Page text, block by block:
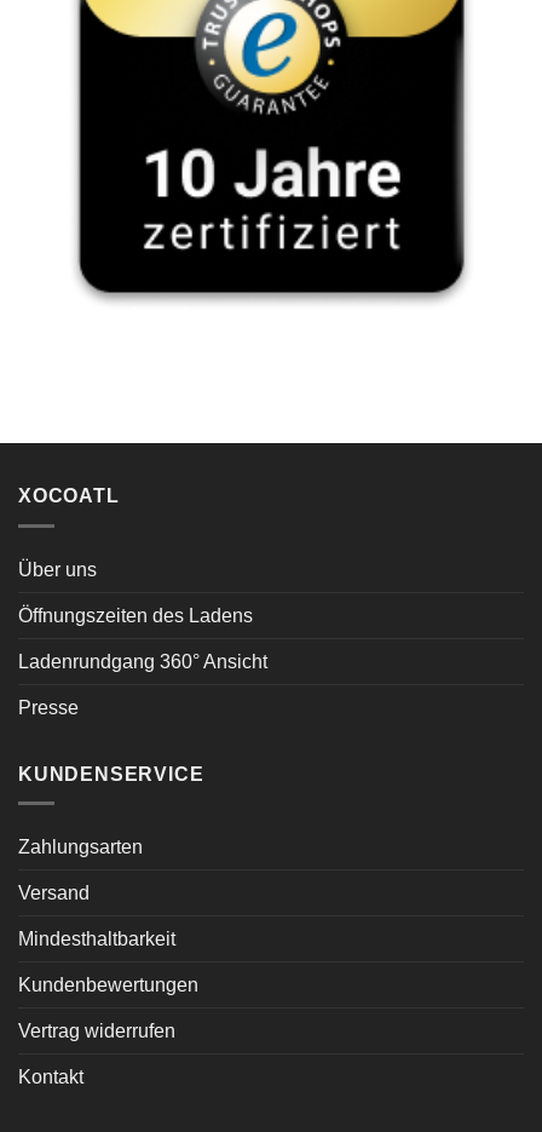
XOCOATL
Über uns
Öffnungszeiten des Ladens
Ladenrundgang 360° Ansicht
Presse
KUNDENSERVICE
Zahlungsarten
Versand
Mindesthaltbarkeit
Kundenbewertungen
Vertrag widerrufen
Kontakt